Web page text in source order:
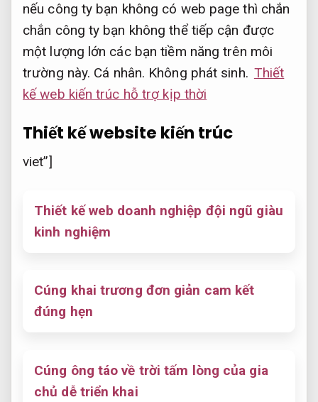
nếu công ty bạn không có web page thì chắn
chắn công ty bạn không thể tiếp cận được
một lượng lớn các bạn tiềm năng trên môi
trường này. Cá nhân. Không phát sinh. Thiết
kế web kiến trúc hỗ trợ kịp thời
Thiết kế website kiến trúc
viet”]
Thiết kế web doanh nghiệp đội ngũ giàu
kinh nghiệm
Cúng khai trương đơn giản cam kết
đúng hẹn
Cúng ông táo về trời tấm lòng của gia
chủ dễ triển khai